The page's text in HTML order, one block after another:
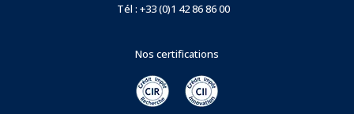
Tél : +33 (0)1 42 86 86 00
Nos certifications